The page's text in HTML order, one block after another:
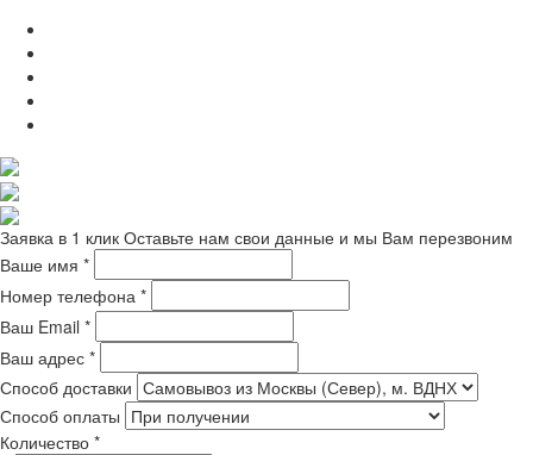
Заявка в 1 клик Оставьте нам свои данные и мы Вам перезвоним
Ваше имя *
Номер телефона *
Ваш Email *
Ваш адрес *
Способ доставки
Способ оплаты
Количество *